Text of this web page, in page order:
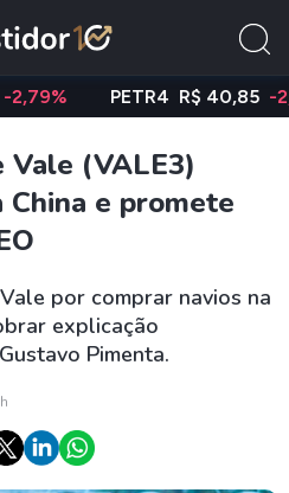
PETR4 R$ 40,85 -2,88%
Vale (VALE3)
China e promete
por comprar navios na
explicação
Pimenta.